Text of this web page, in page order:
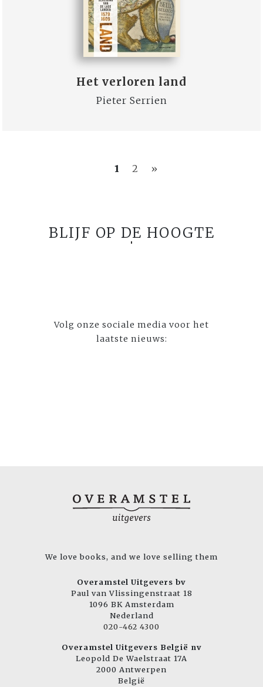
Het verloren land
Pieter Serrien
1 2 »
BLIJF OP DE HOOGTE
Volg onze sociale media voor het
laatste nieuws:
We love books, and we love selling them
Overamstel Uitgevers bv
Paul van Vlissingenstraat 18
1096 BK Amsterdam
Nederland
020-462 4300
Overamstel Uitgevers België nv
Leopold De Waelstraat 17A
2000 Antwerpen
België